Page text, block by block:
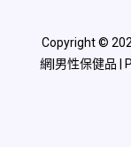
Copyright ©
網|男性保健品 |